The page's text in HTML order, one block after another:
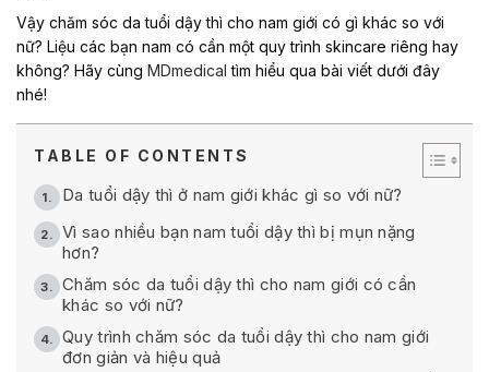
Vậy chăm sóc da tuổi dậy thì cho nam giới có gì khác so với
nữ? Liệu các bạn nam có cần một quy trình skincare riêng hay
không? Hãy cùng MDmedical tìm hiểu qua bài viết dưới đây
nhé!
TABLE OF CONTENTS
Da tuổi dậy thì ở nam giới khác gì so với nữ?
Vì sao nhiều bạn nam tuổi dậy thì bị mụn nặng
hơn?
Chăm sóc da tuổi dậy thì cho nam giới có cần
khác so với nữ?
Quy trình chăm sóc da tuổi dậy thì cho nam giới
đơn giản và hiệu quả